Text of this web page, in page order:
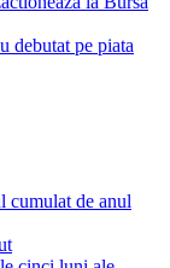
debutat pe piata
cumulat de anul